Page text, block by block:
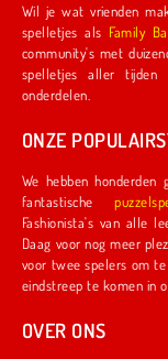
Wil je wat vrienden
spelletjes als
community's met
spelletjes aller tijden en ze hebben
onderdelen.
ONZE
We hebben honderden
fantastische
Daag voor nog meer plezier een andere speler uit in een van onze
voor twee spelers om te
OVER ONS